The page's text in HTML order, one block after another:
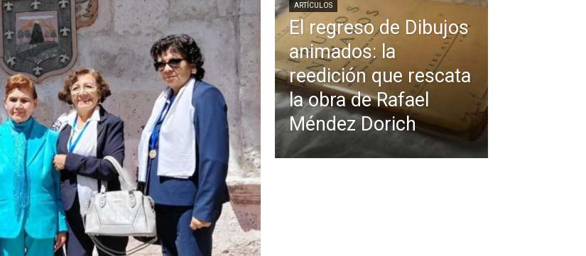
ARTÍCULOS
El regreso de Dibujos
animados: la
reedición que rescata
la obra de Rafael
Méndez Dorich